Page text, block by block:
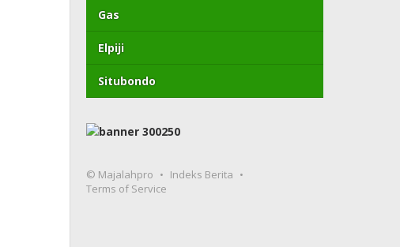
Gas
Elpiji
Situbondo
© Majalahpro
Indeks Berita
Terms of Service